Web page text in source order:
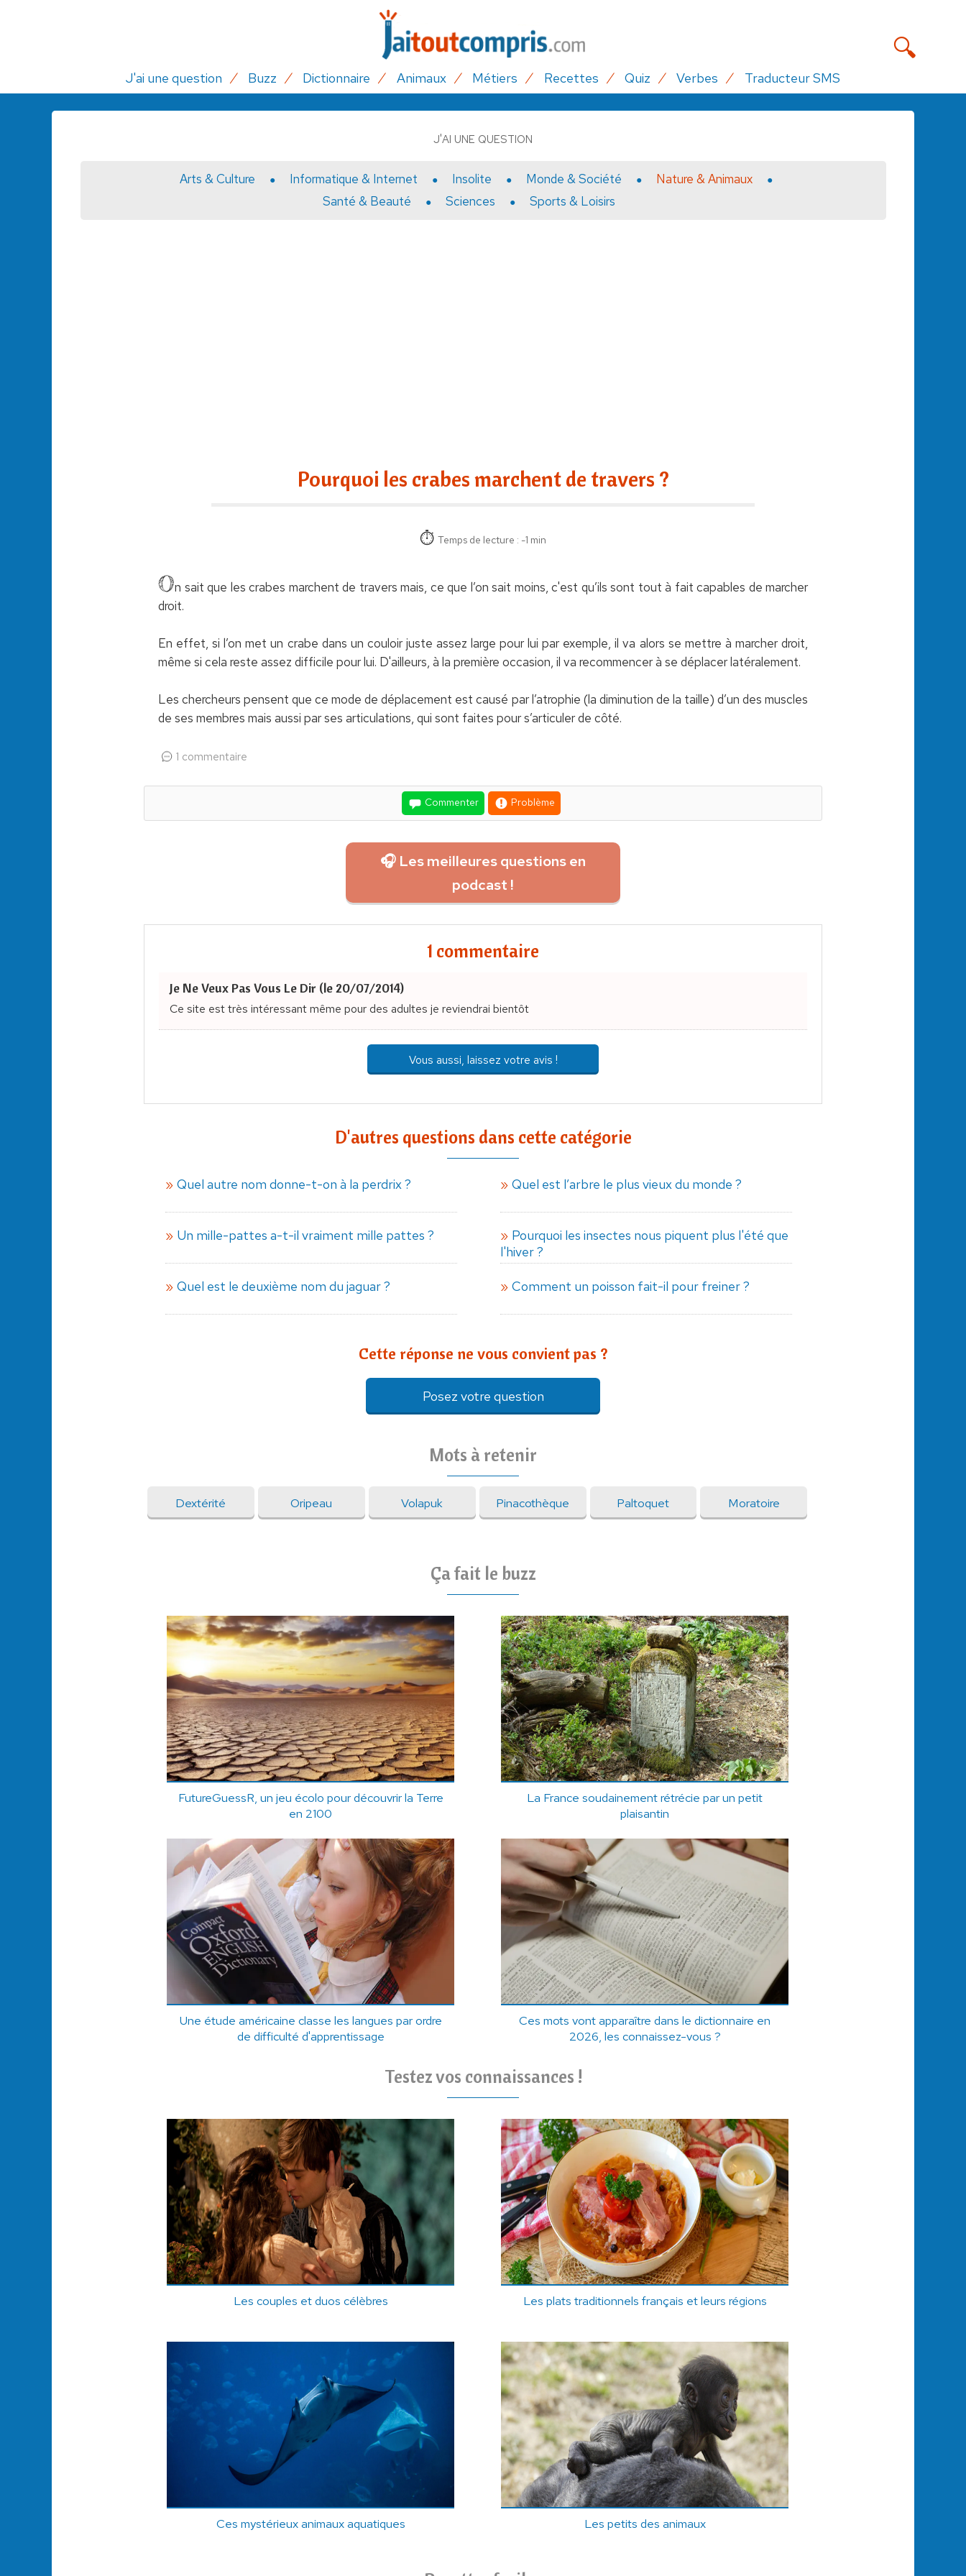
J'ai une question Buzz Dictionnaire Animaux Métiers Recettes Quiz Verbes Traducteur SMS
J'AI UNE QUESTION
Arts & Culture Informatique & Internet Insolite Monde & Société
Nature & Animaux
Santé & Beauté
Sciences Sports & Loisirs
Pourquoi les crabes marchent de travers ?
Temps de lecture : -1 min
On sait que les crabes marchent de travers mais, ce que l’on sait moins, c'est qu’ils sont tout à fait capables de marcher
droit.
En effet, si l’on met un crabe dans un couloir juste assez large pour lui par exemple, il va alors se mettre à marcher droit,
même si cela reste assez difficile pour lui. D'ailleurs, à la première occasion, il va recommencer à se déplacer latéralement.
Les chercheurs pensent que ce mode de déplacement est causé par l’atrophie (la diminution de la taille) d’un des muscles
de ses membres mais aussi par ses articulations, qui sont faites pour s’articuler de côté.
1 commentaire
Commenter Problème
🎧 Les meilleures questions en
podcast !
1 commentaire
Je Ne Veux Pas Vous Le Dir (le 20/07/2014)
Ce site est très intéressant même pour des adultes je reviendrai bientôt
Vous aussi, laissez votre avis !
D'autres questions dans cette catégorie
Quel autre nom donne-t-on à la perdrix ? Quel est l’arbre le plus vieux du monde ?
Un mille-pattes a-t-il vraiment mille pattes ?
Pourquoi les insectes nous piquent plus l'été que
l'hiver ?
Quel est le deuxième nom du jaguar ? Comment un poisson fait-il pour freiner ?
Cette réponse ne vous convient pas ?
Posez votre question
Mots à retenir
Dextérité Oripeau Volapuk Pinacothèque Paltoquet Moratoire
Ça fait le buzz
FutureGuessR, un jeu écolo pour découvrir la Terre
en 2100
La France soudainement rétrécie par un petit
plaisantin
Une étude américaine classe les langues par ordre
de difficulté d'apprentissage
Ces mots vont apparaître dans le dictionnaire en
2026, les connaissez-vous ?
Testez vos connaissances !
Les couples et duos célèbres Les plats traditionnels français et leurs régions
Ces mystérieux animaux aquatiques Les petits des animaux